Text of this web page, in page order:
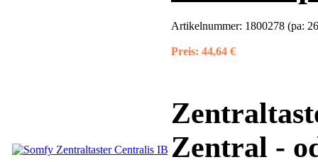
Artikelnummer: 1800278 (pa:
Preis: 44,64 €
Zentral -